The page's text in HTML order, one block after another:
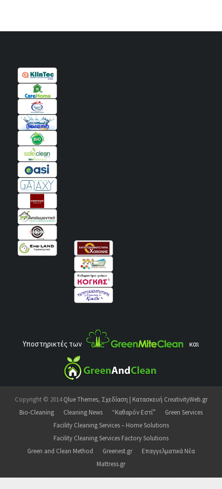
Υποστηρικτές των και
Copyright © 2014Qlue Themes, Σχεδίαση | Κατασκευή CreativityWeb.gr
Bio-Cleaning
Cleaning News “Καθαρόν Εστί”
Green Services
Facility Cleaning Services – Home Solutions
Facility Cleaning Services Factory Solutions
Green and Clean Method
Greenest.gr
Επαγγελματικά Νέα
Mattress.gr